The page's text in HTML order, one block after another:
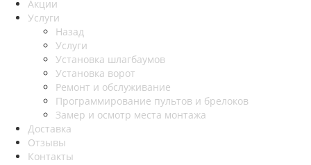
Акции
Услуги
Назад
Услуги
Установка шлагбаумов
Установка ворот
Ремонт и обслуживание
Программирование пультов и брелоков
Замер и осмотр места монтажа
Доставка
Отзывы
Контакты